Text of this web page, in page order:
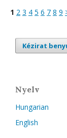
1 2 3 4 5 6 7 8 9
Kézirat
Nyelv
Hungarian
English